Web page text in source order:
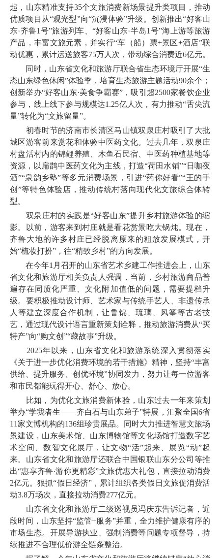
起，山东精准支持35个文旅消费新场景提升类项目，推动
优质项目从“观光型”向“沉浸体验”升级。创新推出“好客山
东·齐鲁1号”旅游列车、“好客山东·半岛1号”海上游等旅游
产品，丰富文旅元素，并实行“车（船）票+景区+酒店”联
动优惠，累计运送旅客75万人次，带动综合消费近6亿元。
同时，山东省文化和旅游厅联合省生态环境厅开展“生
态山东绿色休闲”体验季，培育生态旅游主题活动90余个；
创新举办“好客山东·美食争霸赛”，吸引超2500家餐饮企业
参与，线上线下参与规模达1.25亿人次，有力推动“舌尖流
量”转化为“文旅留量”。
初春时节的济南市长清区马山镇双泉庄村吸引了大批
城区游客前来赏花和体验中医药文化。过去几年，双泉庄
村盘活村内的锦鲤养殖、木鱼石民宿、中医药种植基地等
资源，以扁鹊中医药文化为主线，打造“荷田水铺”“日咖夜
酒”“泉韵乡塾”等多元消费场景，引进“药你好看”“王的手
创”等特色体验店，推动传统村落向现代化文旅综合体转
型。
双泉庄村的实践是“好客山东”提升乡村旅游体验的缩
影。以前，游客来到村庄就是看花赏景吃大锅炖。现在，
齐鲁大地的许多村庄已经脱离原来的粗放发展模式，开
始“梳妆打扮”，往“精致乡村”的方向发展。
在今年1月召开的山东省艺术乡建工作推进会上，山东
省文化和旅游厅相关负责人强调，当前，乡村旅游商品普
遍存在同质化严重、文化附加值低的问题，需要提档升
级。要积极推动设计师、艺术家与传统手艺人、非遗传承
人等建立深度合作机制，让鲁锦、琉璃、风筝等古老技
艺，通过现代设计语言重新策划诠释，推动旅游消费从“买
特产”向“购文创”“藏故事”升级。
2025年以来，山东省文化和旅游系统深入贯彻落实
《关于进一步优化消费环境的若干措施》精神，坚持“丰富
供给、提升服务、创优环境”协同发力，努力让每一位游客
和市民都能玩得开心、舒心、放心。
比如，为优化文旅消费新体验，山东过去一年来策划
举办“学我者生——齐白石与山东弟子”特展，汇聚全国6省
11家文博机构的136组珍贵展品。同时大力推进智慧文旅场
景建设，山东美术馆、山东博物馆等文化场馆打造数字艺
术空间、数智文化展厅，让文物“活”起来、展览“动”起
来。山东省文化和旅游厅还联合中国银联山东分公司等推
出“惠享齐鲁·游你更精彩”文旅优惠大礼包，直接拉动消费
2亿元。狠抓“假日经济”，累计组织各类假日文旅促消费活
动3.8万场次，直接拉动消费277亿元。
山东省文化和旅游厅二级巡视员冯庆东告诉记者，近
段时间，山东坚持“监管+服务”并重，全力维护健康有序的
市场生态。开展导游执业、强制消费等问题专项督导，持
续推进不合理低价游全链条整治。